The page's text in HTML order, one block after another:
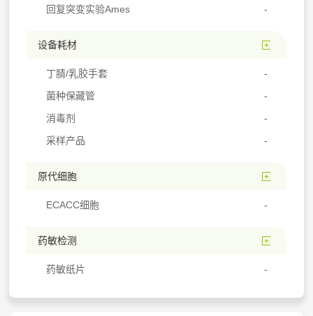
回复突变实验Ames
设备耗材
丁腈/乳胶手套
菌种保藏管
消毒剂
采样产品
原代细胞
ECACC细胞
药敏检测
药敏纸片